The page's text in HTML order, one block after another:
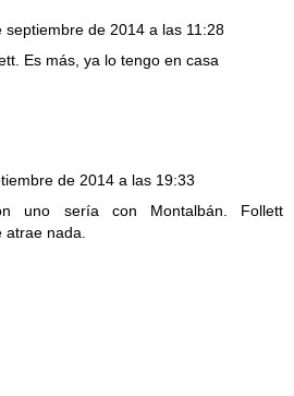
septiembre de 2014 a las 11:28
Es más, ya lo tengo en casa
de 2014 a las 19:33
uno sería con Montalbán. Follett
nada.